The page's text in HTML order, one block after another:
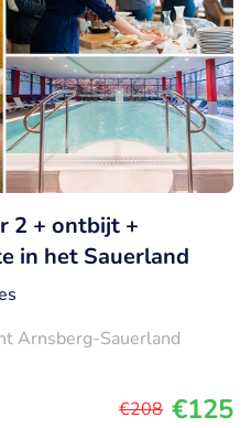
2 + ontbijt +
in het Sauerland
Arnsberg-Sauerland
€208 €125